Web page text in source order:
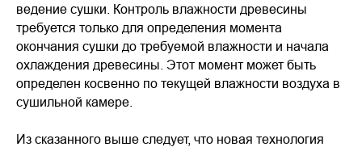
ведение сушки. Контроль влажности древесины
требуется только для определения момента
окончания сушки до требуемой влажности и начала
охлаждения древесины. Этот момент может быть
определен косвенно по текущей влажности воздуха в
сушильной камере.
Из сказанного выше следует, что новая технология